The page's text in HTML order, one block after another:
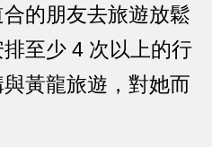
的朋友去旅遊放鬆
至少 4 次以上的行
黃龍旅遊，對她而